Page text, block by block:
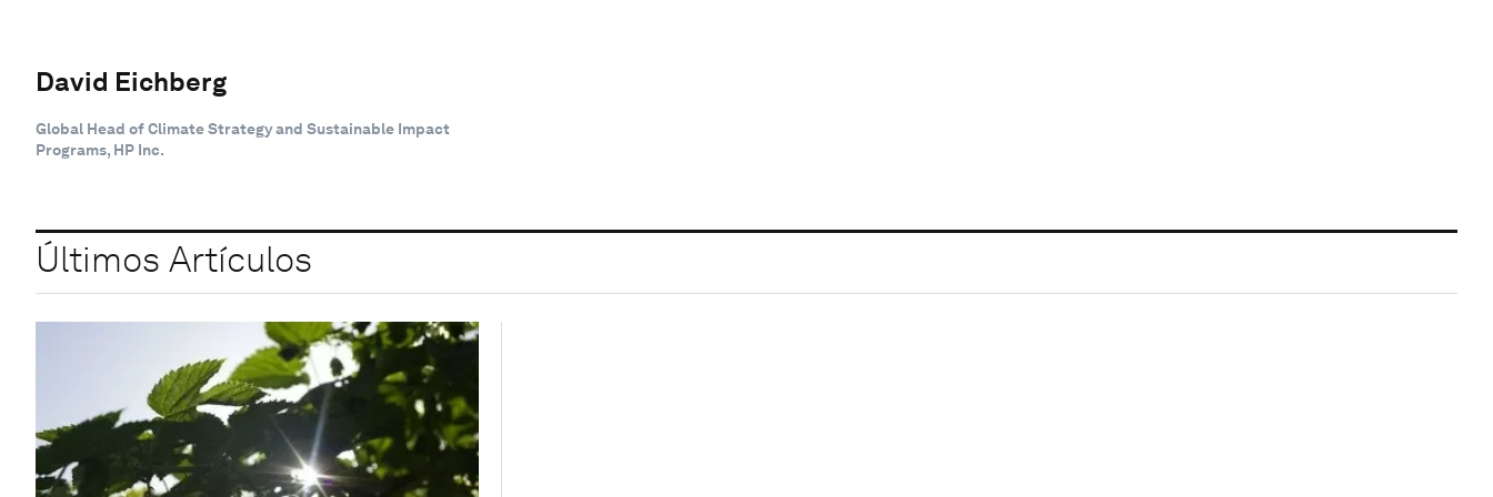
David Eichberg
Global Head of Climate Strategy and Sustainable Impact
Programs, HP Inc.
Últimos Artículos